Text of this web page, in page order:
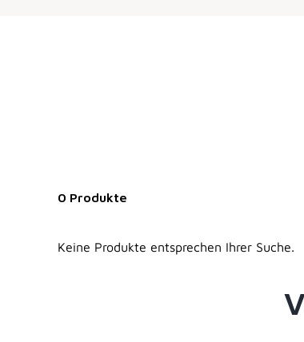
0 Produkte
Keine Produkte entsprechen Ihrer Suche.